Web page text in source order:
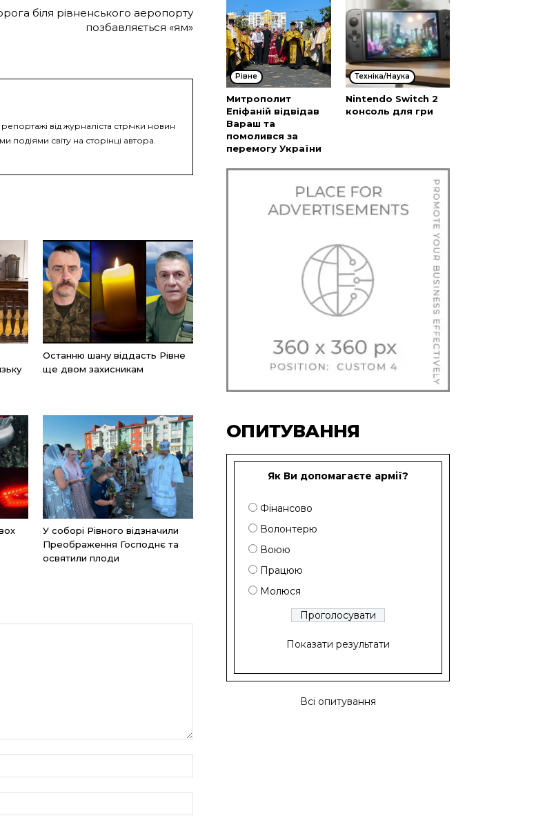
біля рівненського аеропорту
позбавляється «ям»
від журналіста стрічки новин
подіями світу на сторінці автора.
Останню шану віддасть Рівне
ще двом захисникам
У соборі Рівного відзначили
Преображення Господнє та
освятили плоди
Рівне
Митрополит
Епіфаній відвідав
Вараш та
помолився за
перемогу України
Техніка/Наука
Nintendo Switch 2
консоль для гри
ОПИТУВАННЯ
Як Ви допомагаєте армії?
Фінансово
Волонтерю
Воюю
Працюю
Молюся
Показати результати
Всі опитування